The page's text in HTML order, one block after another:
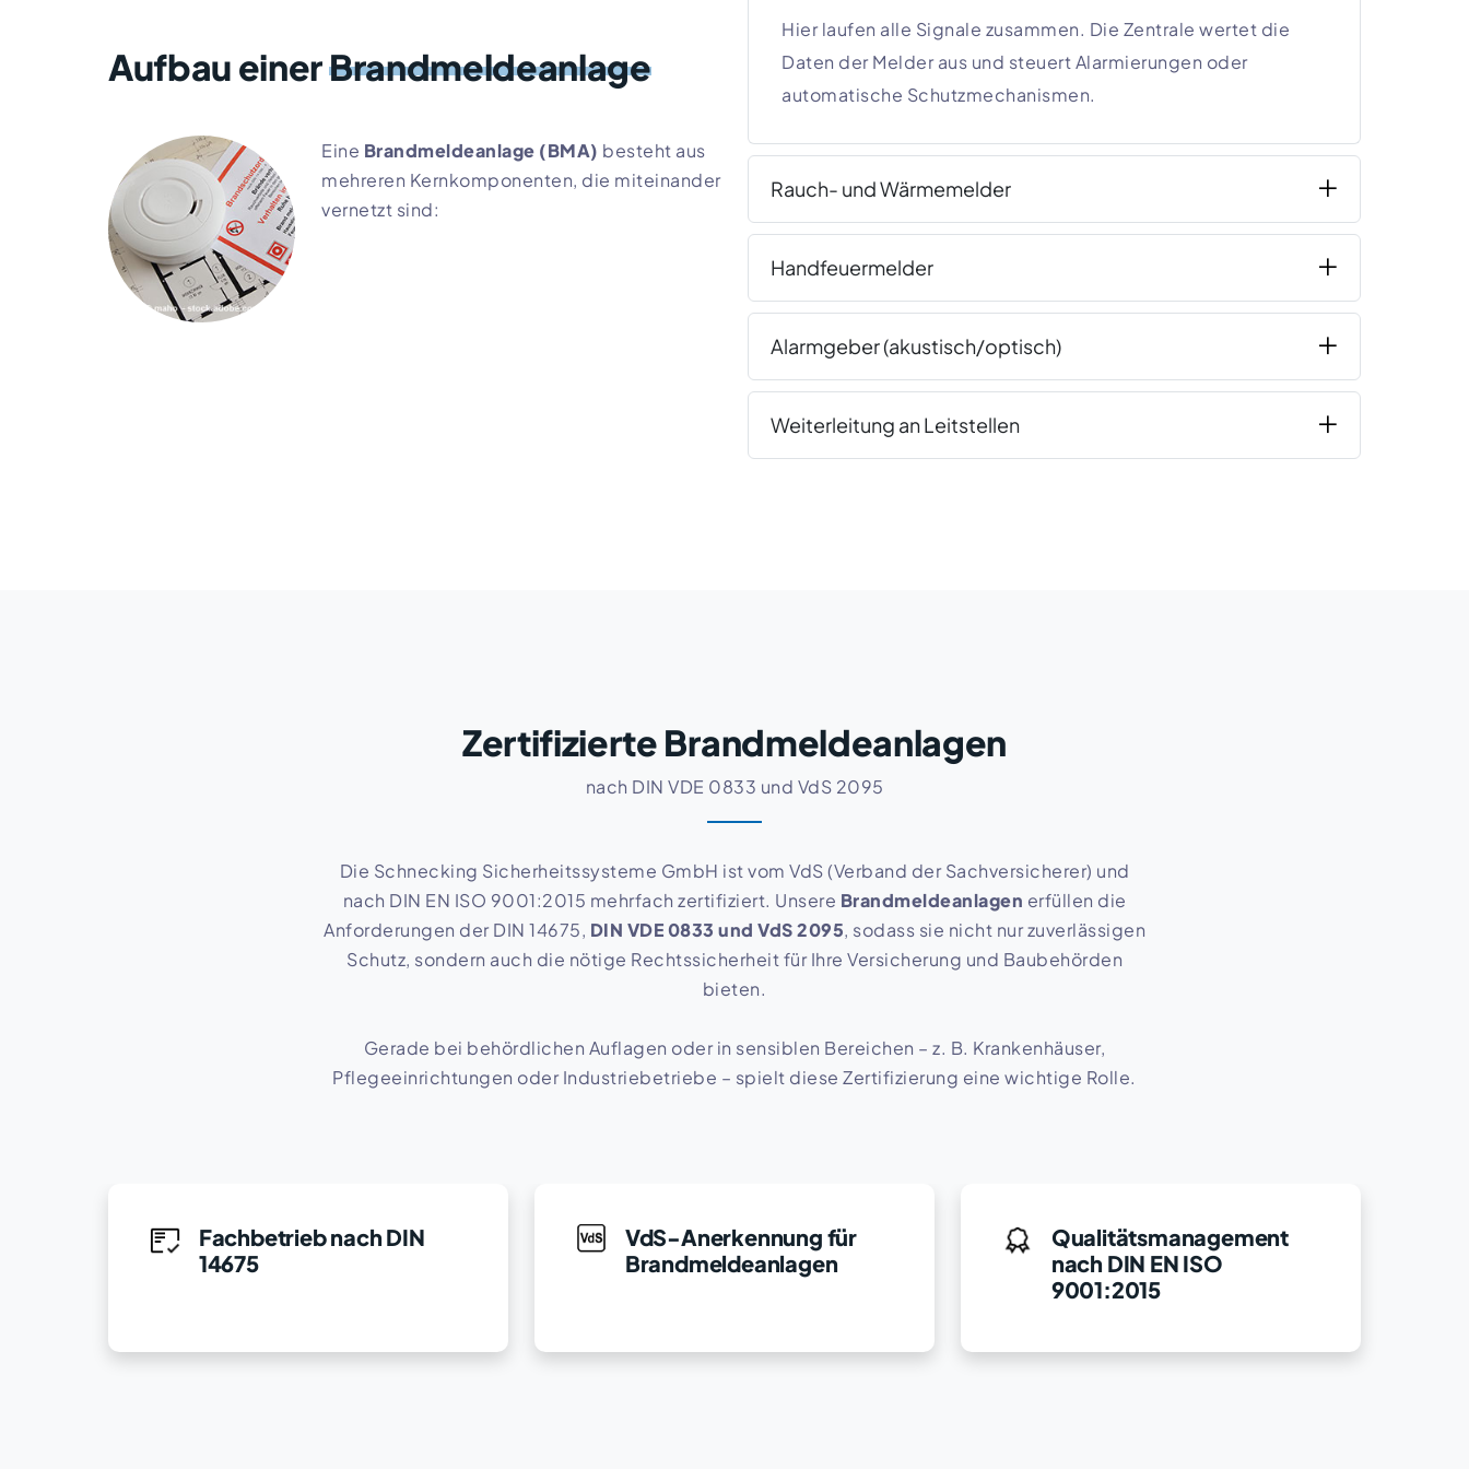
Aufbau einer Brandmeldeanlage
Aufbau einerBrandmeldeanlage
Eine Brandmeldeanlage (BMA) besteht aus
mehreren Kernkomponenten, die miteinander
vernetzt sind:
Hier laufen alle Signale zusammen. Die Zentrale wertet die
Daten der Melder aus und steuert Alarmierungen oder
automatische Schutzmechanismen.
Rauch- und Wärmemelder
Handfeuermelder
Alarmgeber (akustisch/optisch)
Weiterleitung an Leitstellen
Zertifizierte Brandmeldeanlagen nach DIN VDE 0833 und VdS 2095
Zertifizierte Brandmeldeanlagen
nach DIN VDE 0833 und VdS 2095
Die Schnecking Sicherheitssysteme GmbH ist vom VdS (Verband der Sachversicherer) und
nach DIN EN ISO 9001:2015 mehrfach zertifiziert. Unsere Brandmeldeanlagen erfüllen die
Anforderungen der DIN 14675, DIN VDE 0833 und VdS 2095, sodass sie nicht nur zuverlässigen
Schutz, sondern auch die nötige Rechtssicherheit für Ihre Versicherung und Baubehörden
bieten.
Gerade bei behördlichen Auflagen oder in sensiblen Bereichen – z. B. Krankenhäuser,
Pflegeeinrichtungen oder Industriebetriebe – spielt diese Zertifizierung eine wichtige Rolle.
Fachbetrieb nach DIN
14675
VdS-Anerkennung für
Brandmeldeanlagen
Qualitätsmanagement
nach DIN EN ISO
9001:2015